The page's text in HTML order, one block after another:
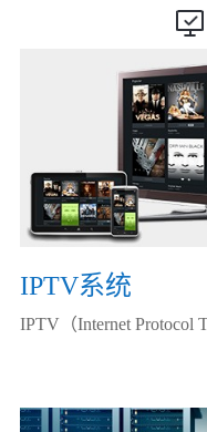
IPTV系统
IPTV（Internet Protocol